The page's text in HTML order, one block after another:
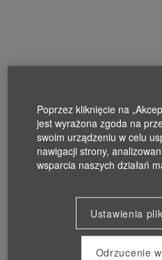
Poprzez kliknięcie na
jest wyrażona zgoda na
swoim urządzeniu w celu
nawigacji strony,
wsparcia naszych działań
Ustawienia
Odrzucenie